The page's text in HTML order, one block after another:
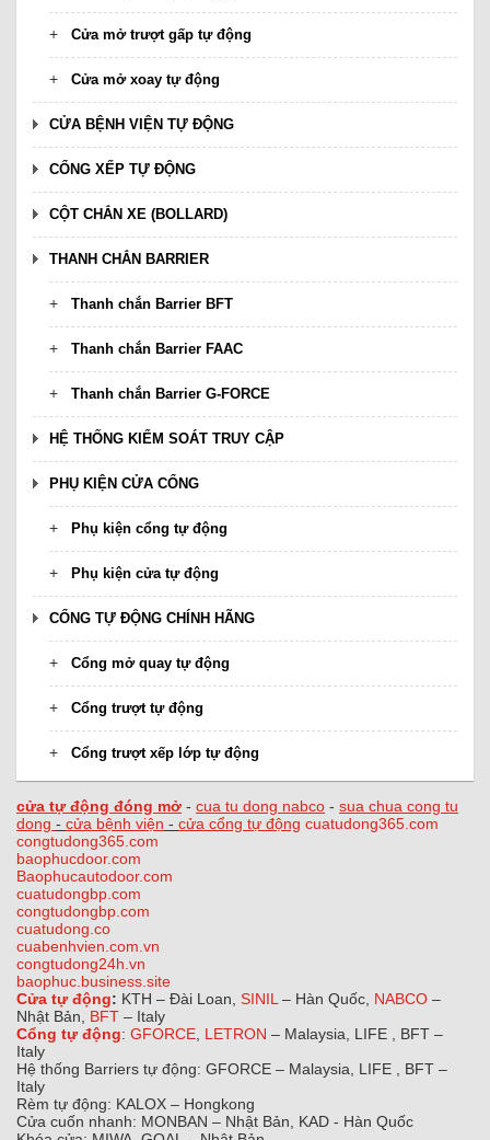
Cửa mở trượt gấp tự động
Cửa mở xoay tự động
CỬA BỆNH VIỆN TỰ ĐỘNG
CỔNG XẾP TỰ ĐỘNG
CỘT CHẮN XE (BOLLARD)
THANH CHẮN BARRIER
Thanh chắn Barrier BFT
Thanh chắn Barrier FAAC
Thanh chắn Barrier G-FORCE
HỆ THỐNG KIỂM SOÁT TRUY CẬP
PHỤ KIỆN CỬA CỔNG
Phụ kiện cổng tự động
Phụ kiện cửa tự động
CỔNG TỰ ĐỘNG CHÍNH HÃNG
Cổng mở quay tự động
Cổng trượt tự động
Cổng trượt xếp lớp tự động
cửa tự động đóng mở - cua tu dong nabco - sua chua cong tu
dong - cửa bệnh viện - cửa cổng tự động cuatudong365.com
congtudong365.com
baophucdoor.com
Baophucautodoor.com
cuatudongbp.com
congtudongbp.com
cuatudong.co
cuabenhvien.com.vn
congtudong24h.vn
baophuc.business.site
Cửa tự động: KTH – Đài Loan, SINIL – Hàn Quốc, NABCO –
Nhật Bản, BFT – Italy
Cổng tự động: GFORCE LETRON – Malaysia, LIFE , BFT –
Italy
Hệ thống Barriers tự động: GFORCE – Malaysia, LIFE , BFT –
Italy
Rèm tự động: KALOX – Hongkong
Cửa cuốn nhanh: MONBAN – Nhật Bản, KAD - Hàn Quốc